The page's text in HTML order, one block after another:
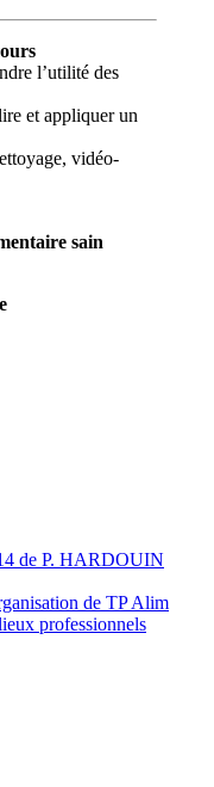
l’utilité des
et appliquer un
vidéo-
sain
de P. HARDOUIN
de TP Alim
professionnels